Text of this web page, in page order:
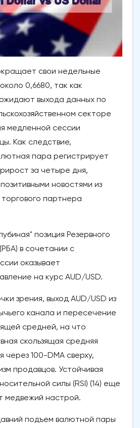
свои недельные
0,6680, так как
выхода данных по
секторе
медленной сессии
Как следствие,
пара регистрирует
за четыре дня,
новостями из
партнера
позиция Резервного
в сочетании с
оказывает
на курс AUD/USD.
зрения, выход AUD/USD из
канала и пересечение
средней, на что
скользящая средняя
через 100-DMA сверху,
продавцов. Устойчивая
силы (RSI) (14) еще
медвежий настрой.
подъем валютной пары